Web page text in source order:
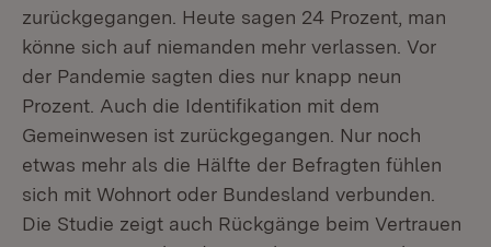
zurückgegangen. Heute sagen 24 Prozent, man
könne sich auf niemanden mehr verlassen. Vor
der Pandemie sagten dies nur knapp neun
Prozent. Auch die Identifikation mit dem
Gemeinwesen ist zurückgegangen. Nur noch
etwas mehr als die Hälfte der Befragten fühlen
sich mit Wohnort oder Bundesland verbunden.
Die Studie zeigt auch Rückgänge beim Vertrauen